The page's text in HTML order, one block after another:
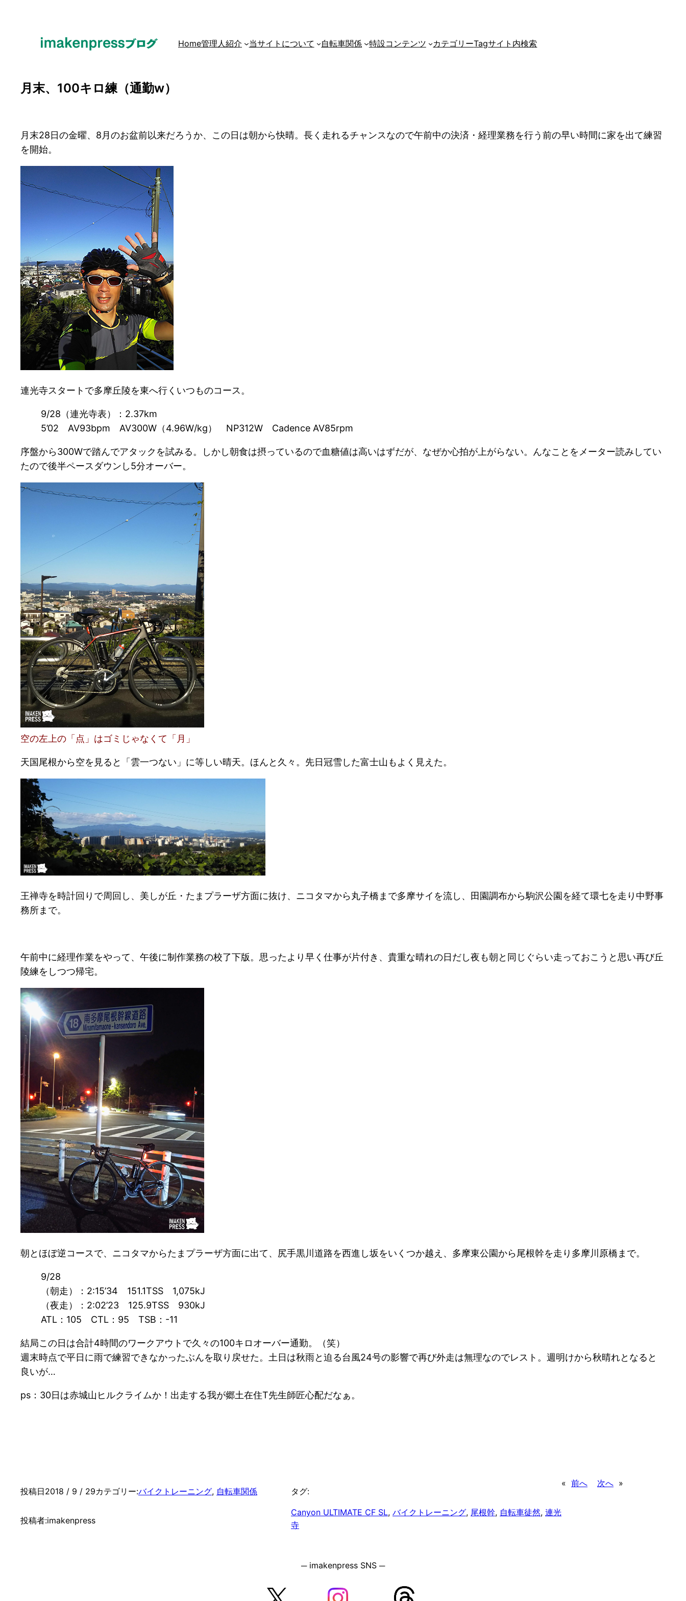
Home管理人紹介 当サイトについて 自転車関係 特設コンテンツ カテゴリーTagサイト内検索
月末、100キロ練（通勤w）
月末28日の金曜、8月のお盆前以来だろうか、この日は朝から快晴。長く走れるチャンスなので午前中の決済・経理業務を行う前の早い時間に家を出て練習
を開始。
連光寺スタートで多摩丘陵を東へ行くいつものコース。
9/28（連光寺表）：2.37km
5’02 AV93bpm AV300W（4.96W/kg） NP312W Cadence AV85rpm
序盤から300Wで踏んでアタックを試みる。しかし朝食は摂っているので血糖値は高いはずだが、なぜか心拍が上がらない。んなことをメーター読みしてい
たので後半ペースダウンし5分オーバー。
空の左上の「点」はゴミじゃなくて「月」
天国尾根から空を見ると「雲一つない」に等しい晴天。ほんと久々。先日冠雪した富士山もよく見えた。
王禅寺を時計回りで周回し、美しが丘・たまプラーザ方面に抜け、ニコタマから丸子橋まで多摩サイを流し、田園調布から駒沢公園を経て環七を走り中野事
務所まで。
午前中に経理作業をやって、午後に制作業務の校了下版。思ったより早く仕事が片付き、貴重な晴れの日だし夜も朝と同じぐらい走っておこうと思い再び丘
陵練をしつつ帰宅。
朝とほぼ逆コースで、ニコタマからたまプラーザ方面に出て、尻手黒川道路を西進し坂をいくつか越え、多摩東公園から尾根幹を走り多摩川原橋まで。
9/28
（朝走）：2:15’34 151.1TSS 1,075kJ
（夜走）：2:02’23 125.9TSS 930kJ
ATL：105 CTL：95 TSB：-11
結局この日は合計4時間のワークアウトで久々の100キロオーバー通勤。（笑）
週末時点で平日に雨で練習できなかったぶんを取り戻せた。土日は秋雨と迫る台風24号の影響で再び外走は無理なのでレスト。週明けから秋晴れとなると
良いが…
ps：30日は赤城山ヒルクライムか！出走する我が郷土在住T先生師匠心配だなぁ。
投稿日2018 / 9 / 29カテゴリー:バイクトレーニング, 自転車関係
投稿者:imakenpress
タグ:
Canyon ULTIMATE CF SL, バイクトレーニング, 尾根幹, 自転車徒然, 連光
寺
« 前へ 次へ »
─ imakenpress SNS ─